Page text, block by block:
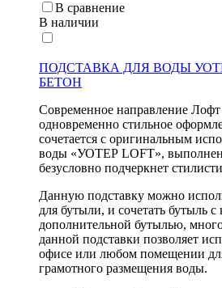
В сравнение
В наличии
ПОДСТАВКА ДЛЯ ВОДЫ
БЕТОН
Современное направление Лофт
одновременно стильное
сочетается с оригинальным
воды «УОТЕР LOFT»,
безусловно подчеркнет
Данную подставку можно
для бутыли, и сочетать бутыль с
дополнительной бутылью,
данной подставки позволяет
офисе или любом помещении
грамотного размещения воды.